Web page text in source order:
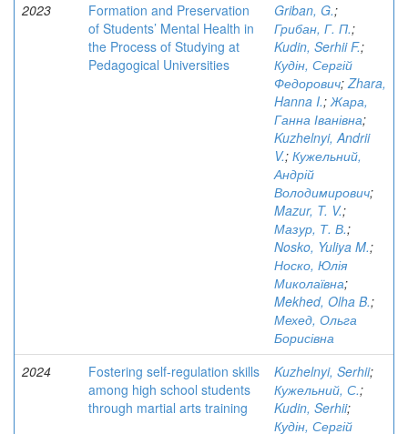
2023
Formation and Preservation
of Students’ Mental Health in
the Process of Studying at
Pedagogical Universities
Griban, G.;
Грибан, Г. П.;
Kudin, Serhii F.;
Кудін, Сергій
Федорович;Zhara,
Hanna I.;Жара,
Ганна Іванівна;
Kuzhelnyi, Andrii
V.; Кужельний,
Андрій
Володимирович;
Mazur, T. V.;
Мазур, Т. В.;
Nosko, Yuliya M.;
Носко, Юлія
Миколаївна;
Mekhed, Olha B.;
Мехед, Ольга
Борисівна
2024
Fostering self-regulation skills
among high school students
through martial arts training
Kuzhelnyi, Serhii;
Кужельний, С.;
Kudin, Serhii;
Кудін, Сергій